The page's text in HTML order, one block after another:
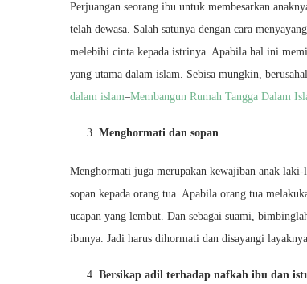
Perjuangan seorang ibu untuk membesarkan
telah dewasa. Salah satunya dengan cara
melebihi cinta kepada istrinya. Apabila hal ini
yang utama dalam islam. Sebisa mungkin,
dalam islam–Membangun Rumah Tangga Dalam
Menghormati dan sopan
Menghormati juga merupakan kewajiban anak
sopan kepada orang tua. Apabila orang tua
ucapan yang lembut. Dan sebagai suami,
ibunya. Jadi harus dihormati dan disayangi
Bersikap adil terhadap nafkah ibu dan